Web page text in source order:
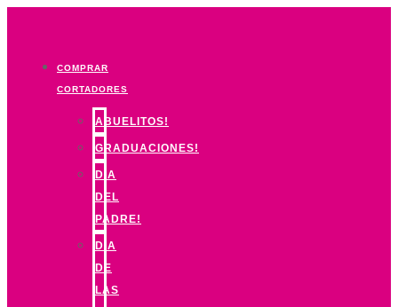
COMPRAR
CORTADORES
ABUELITOS!
GRADUACIONES!
DIA
DEL
PADRE!
DIA
DE
LAS